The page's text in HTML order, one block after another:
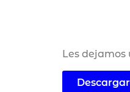
Les
Descargar